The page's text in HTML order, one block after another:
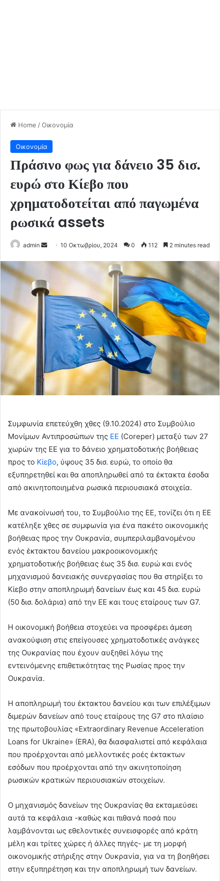
Home /Οικονομία
Οικονομία
Πράσινο φως για δάνειο 35 δισ.
ευρώ στο Κίεβο που
χρηματοδοτείται από παγωμένα
ρωσικά assets
admin
Send
email
10 Οκτωβρίου, 2024 0 112 2 minutes read
Συμφωνία επετεύχθη χθες (9.10.2024) στο Συμβούλιο
Μονίμων Αντιπροσώπων της ΕΕ (Coreper) μεταξύ των 27
χωρών της ΕΕ για το δάνειο χρηματοδοτικής βοήθειας
προς το Κίεβο, ύψους 35 δισ. ευρώ, το οποίο θα
εξυπηρετηθεί και θα αποπληρωθεί από τα έκτακτα έσοδα
από ακινητοποιημένα ρωσικά περιουσιακά στοιχεία.
Με ανακοίνωσή του, το Συμβούλιο της ΕΕ, τονίζει ότι η ΕΕ
κατέληξε χθες σε συμφωνία για ένα πακέτο οικονομικής
βοήθειας προς την Ουκρανία, συμπεριλαμβανομένου
ενός έκτακτου δανείου μακροοικονομικής
χρηματοδοτικής βοήθειας έως 35 δισ. ευρώ και ενός
μηχανισμού δανειακής συνεργασίας που θα στηρίξει το
Κίεβο στην αποπληρωμή δανείων έως και 45 δισ. ευρώ
(50 δισ. δολάρια) από την ΕΕ και τους εταίρους των G7.
Η οικονομική βοήθεια στοχεύει να προσφέρει άμεση
ανακούφιση στις επείγουσες χρηματοδοτικές ανάγκες
της Ουκρανίας που έχουν αυξηθεί λόγω της
εντεινόμενης επιθετικότητας της Ρωσίας προς την
Ουκρανία.
Η αποπληρωμή του έκτακτου δανείου και των επιλέξιμων
διμερών δανείων από τους εταίρους της G7 στο πλαίσιο
της πρωτοβουλίας «Extraordinary Revenue Acceleration
Loans for Ukraine» (ERA), θα διασφαλιστεί από κεφάλαια
που προέρχονται από μελλοντικές ροές έκτακτων
εσόδων που προέρχονται από την ακινητοποίηση
ρωσικών κρατικών περιουσιακών στοιχείων.
Ο μηχανισμός δανείων της Ουκρανίας θα εκταμιεύσει
αυτά τα κεφάλαια -καθώς και πιθανά ποσά που
λαμβάνονται ως εθελοντικές συνεισφορές από κράτη
μέλη και τρίτες χώρες ή άλλες πηγές- με τη μορφή
οικονομικής στήριξης στην Ουκρανία, για να τη βοηθήσει
στην εξυπηρέτηση και την αποπληρωμή των δανείων.